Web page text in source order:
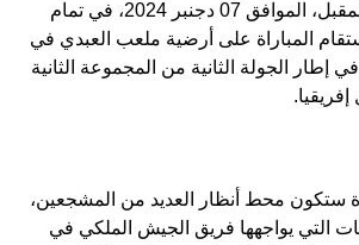
إفريقي يوم السبت المقبل، الموافق 07 دجنبر 2024، في تمام
ستقام المباراة على أرضية ملعب العبدي في
إطار الجولة الثانية من المجموعة الثانية
ستكون محط أنظار العديد من المشجعين،
التي يواجهها فريق الجيش الملكي في